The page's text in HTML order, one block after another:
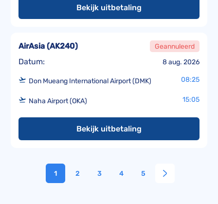
Bekijk uitbetaling
Datum: 8 aug. 2026
AirAsia (AK240) Geannuleerd
Don Mueang International Airport (DMK) 08:25
Naha Airport (OKA) 15:05
Bekijk uitbetaling
1 2 3 4 5